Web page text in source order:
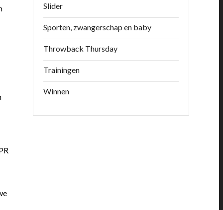
Slider
Sporten, zwangerschap en baby
Throwback Thursday
Trainingen
Winnen